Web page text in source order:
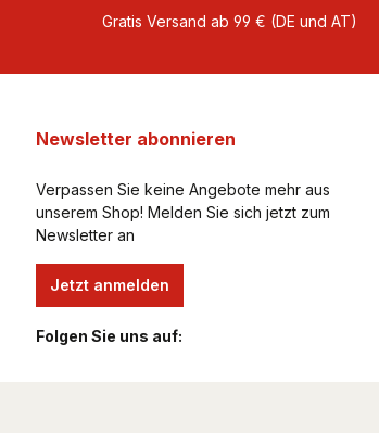
Gratis Versand ab 99 € (DE und AT)
Newsletter abonnieren
Verpassen Sie keine Angebote mehr aus
unserem Shop! Melden Sie sich jetzt zum
Newsletter an
Jetzt anmelden
Folgen Sie uns auf: